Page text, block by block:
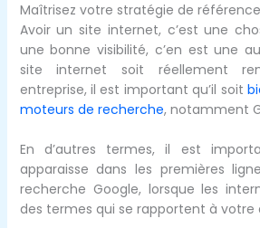
Maîtrisez votre stratégie de
Avoir un site internet, c’est une
une bonne visibilité, c’en est une
site internet soit réellement
entreprise, il est important qu’il soit
moteurs de recherche, notamment
En d’autres termes, il est
apparaisse dans les premières
recherche Google, lorsque les
des termes qui se rapportent à votre